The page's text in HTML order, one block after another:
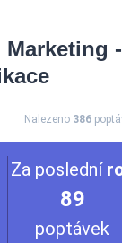
-
Nalezeno 386
Za poslední
89
poptávek